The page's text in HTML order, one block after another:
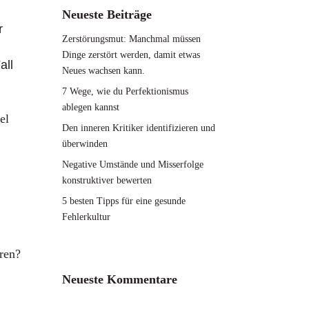
Neueste Beiträge
Zerstörungsmut: Manchmal müssen
Dinge zerstört werden, damit etwas
Neues wachsen kann.
7 Wege, wie du Perfektionismus
ablegen kannst
Den inneren Kritiker identifizieren und
überwinden
Negative Umstände und Misserfolge
konstruktiver bewerten
5 besten Tipps für eine gesunde
Fehlerkultur
Neueste Kommentare